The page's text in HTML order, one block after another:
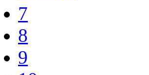
7
8
9